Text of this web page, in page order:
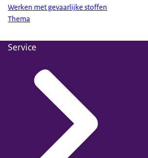
Werken met gevaarlijke stoffen
Thema
Service